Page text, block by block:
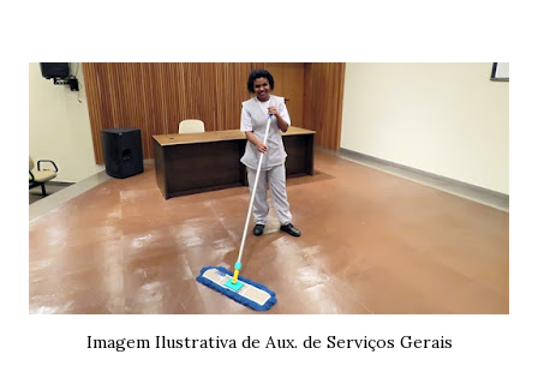
Imagem Ilustrativa de Aux. de Serviços Gerais